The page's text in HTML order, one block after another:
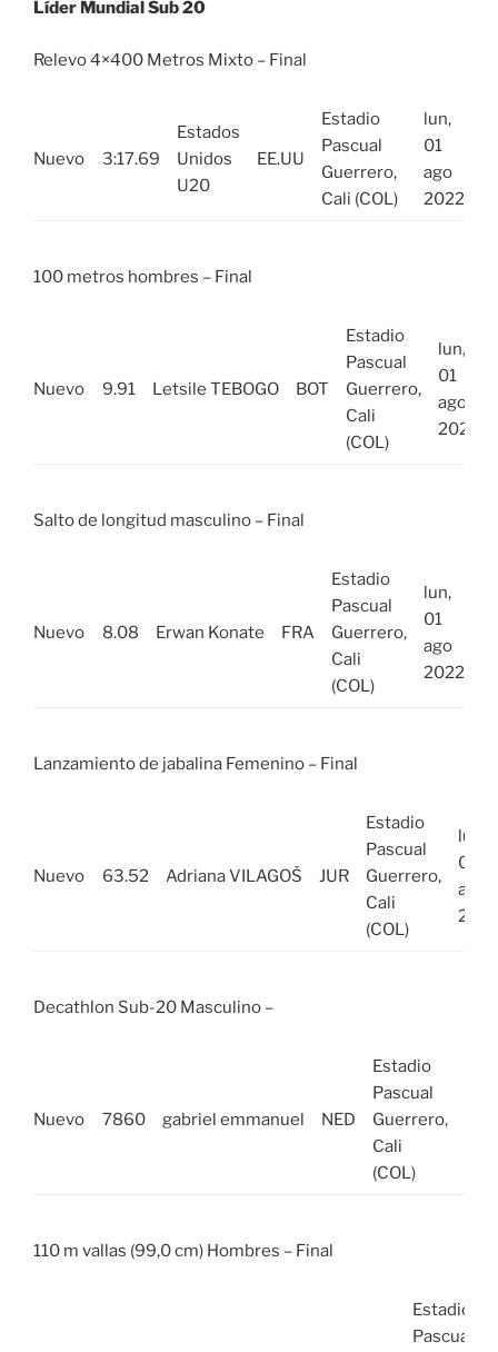
Líder Mundial Sub 20
Relevo 4×400 Metros Mixto – Final
Nuevo 3:17.69
Estados
Unidos
U20
EE.UU
Estadio
Pascual
Guerrero,
Cali (COL)
lun,
01
ago
2022
100 metros hombres – Final
Nuevo 9.91 Letsile TEBOGO BOT
Estadio
Pascual
Guerrero,
Cali
(COL)
lun,
01
ago
2022
Salto de longitud masculino – Final
Nuevo 8.08 Erwan Konate FRA
Estadio
Pascual
Guerrero,
Cali
(COL)
lun,
01
ago
2022
Lanzamiento de jabalina Femenino – Final
Nuevo 63.52 Adriana VILAGOŠ JUR
Estadio
Pascual
Guerrero,
Cali
(COL)
lun,
01
ago
2022
Decathlon Sub-20 Masculino –
Nuevo 7860 gabriel emmanuel NED
Estadio
Pascual
Guerrero,
Cali
(COL)
110 m vallas (99,0 cm) Hombres – Final
Estadio
Pascual